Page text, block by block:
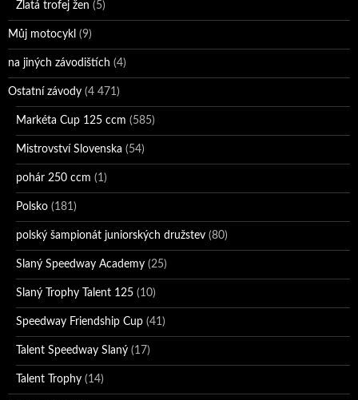
Zlatá trofej žen (5)
Můj motocykl (9)
na jiných závodištích (4)
Ostatní závody (4 471)
Markéta Cup 125 ccm (585)
Mistrovství Slovenska (54)
pohár 250 ccm (1)
Polsko (181)
polský šampionát juniorských družstev (80)
Slaný Speedway Academy (25)
Slaný Trophy Talent 125 (10)
Speedway Friendship Cup (41)
Talent Speedway Slaný (17)
Talent Trophy (14)